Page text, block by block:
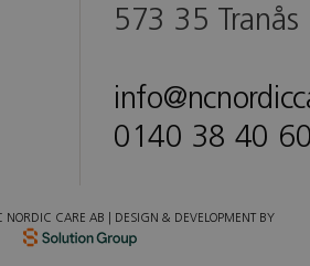
573 35 Tranås
0140 38 40 60
CARE AB | DESIGN & DEVELOPMENT BY